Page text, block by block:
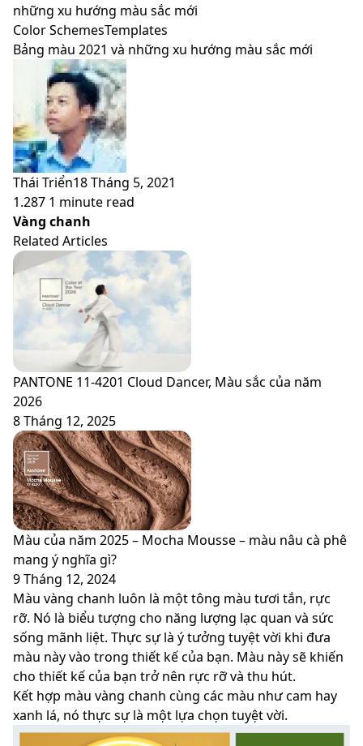
skin
những xu hướng màu sắc mới
Color SchemesTemplates
Bảng màu 2021 và những xu hướng màu sắc mới
Thái Triển18 Tháng 5, 2021
1.287 1 minute read
Facebook
X
LinkedIn
Pinterest
Messenger
Messenger
WhatsApp
Telegram
Viber
Share
via
Email
Print
Vàng chanh
Related Articles
PANTONE 11-4201 Cloud Dancer, Màu sắc của năm
2026
8 Tháng 12, 2025
Màu của năm 2025 – Mocha Mousse – màu nâu cà phê
mang ý nghĩa gì?
9 Tháng 12, 2024
Màu vàng chanh luôn là một tông màu tươi tắn, rực
rỡ. Nó là biểu tượng cho năng lượng lạc quan và sức
sống mãnh liệt. Thực sự là ý tưởng tuyệt vời khi đưa
màu này vào trong thiết kế của bạn. Màu này sẽ khiến
cho thiết kế của bạn trở nên rực rỡ và thu hút.
Kết hợp màu vàng chanh cùng các màu như cam hay
xanh lá, nó thực sự là một lựa chọn tuyệt vời.